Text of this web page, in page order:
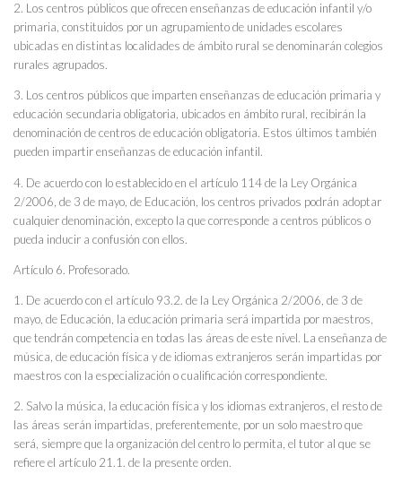
2. Los centros públicos que ofrecen enseñanzas de educación infantil y/o
primaria, constituidos por un agrupamiento de unidades escolares
ubicadas en distintas localidades de ámbito rural se denominarán colegios
rurales agrupados.
3. Los centros públicos que imparten enseñanzas de educación primaria y
educación secundaria obligatoria, ubicados en ámbito rural, recibirán la
denominación de centros de educación obligatoria. Estos últimos también
pueden impartir enseñanzas de educación infantil.
4. De acuerdo con lo establecido en el artículo 114 de la Ley Orgánica
2/2006, de 3 de mayo, de Educación, los centros privados podrán adoptar
cualquier denominación, excepto la que corresponde a centros públicos o
pueda inducir a confusión con ellos.
Artículo 6. Profesorado.
1. De acuerdo con el artículo 93.2. de la Ley Orgánica 2/2006, de 3 de
mayo, de Educación, la educación primaria será impartida por maestros,
que tendrán competencia en todas las áreas de este nivel. La enseñanza de
música, de educación física y de idiomas extranjeros serán impartidas por
maestros con la especialización o cualificación correspondiente.
2. Salvo la música, la educación física y los idiomas extranjeros, el resto de
las áreas serán impartidas, preferentemente, por un solo maestro que
será, siempre que la organización del centro lo permita, el tutor al que se
refiere el artículo 21.1. de la presente orden.